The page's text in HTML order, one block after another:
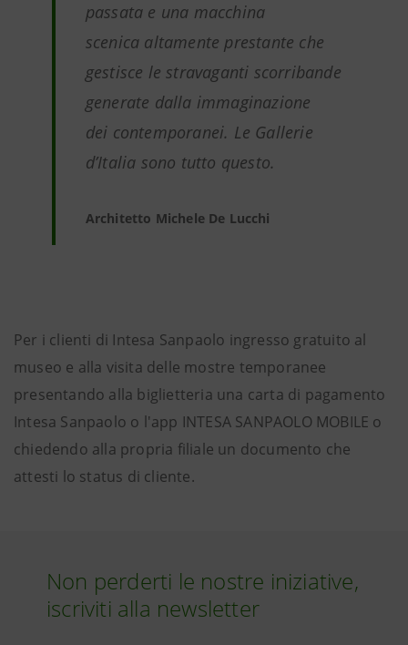
passata e una macchina
scenica altamente prestante che
gestisce le stravaganti scorribande
generate dalla immaginazione
dei contemporanei. Le Gallerie
d’Italia sono tutto questo.
Architetto Michele De Lucchi
Per i clienti di Intesa Sanpaolo ingresso gratuito al
museo e alla visita delle mostre temporanee
presentando alla biglietteria una carta di pagamento
Intesa Sanpaolo o l'app INTESA SANPAOLO MOBILE o
chiedendo alla propria filiale un documento che
attesti lo status di cliente.
Non perderti le nostre iniziative,
iscriviti alla newsletter